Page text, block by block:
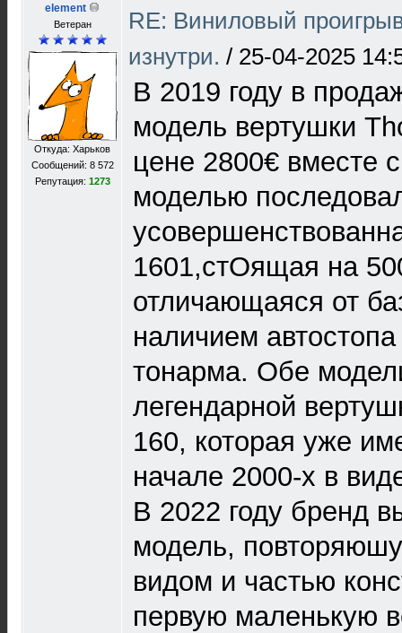
element
Ветеран
Откуда: Харьков
Сообщений: 8 572
Репутация: 1273
RE: Виниловый
изнутри. / 25-04-2025
В 2019 году в
модель вертушки
цене 2800€ вместе
моделью
1601,стOящая на
отличающаяся от
наличием
тонарма. Обе
легендарной
160, которая уже
начале 2000-х в
В 2022 году бренд
модель,
видом и частью
первую маленькую